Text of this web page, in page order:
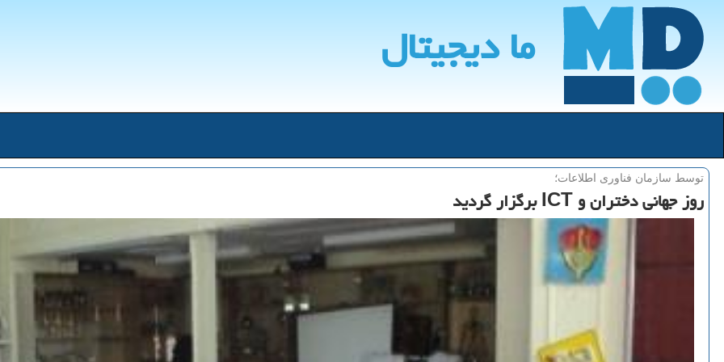
ما دیجیتال
توسط سازمان فناوری اطلاعات؛
روز جهانی دختران و ICT برگزار گردید